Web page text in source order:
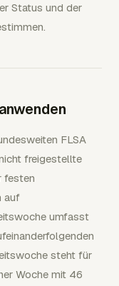
Status und der
FLSA
freigestellte
festen
auf
umfasst
steht für
Woche mit 46